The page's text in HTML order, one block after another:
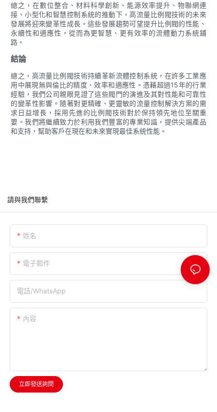
總之，在數位整合、材料科學創新、能源效率提升、物聯網連
接、小型化和智慧控制系統的推動下，高流量比例閥技術的未來
發展將迎來變革性成長。這些發展趨勢可望提升比例閥的性能、
永續性和適應性，從而為更智慧、更有效率的流體動力系統鋪
路。
結論
總之，高流量比例閥技術持續革新流體控制系統，在許多工業應
用中展現無與倫比的精度、效率和適應性。憑藉超過15年的行業
經驗，我們公司親眼見證了這些閥門的演進及其對性能和可靠性
的變革性影響。隨著對更精確、更靈敏的流量控制解決方案的需
求日益增長，採用先進的比例閥技術對於保持領先地位至關重
要。我們將繼續致力於利用我們豐富的專業知識，提供尖端產品
和支持，幫助客戶在現在和未來實現最佳系統性能。
請與我們聯繫
姓名
電子郵件
電話/WhatsApp
內容
立即發送詢問